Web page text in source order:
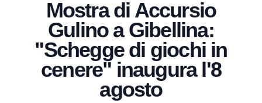
Mostra di Accursio
Gulino a Gibellina:
"Schegge di giochi in
cenere" inaugura l'8
agosto